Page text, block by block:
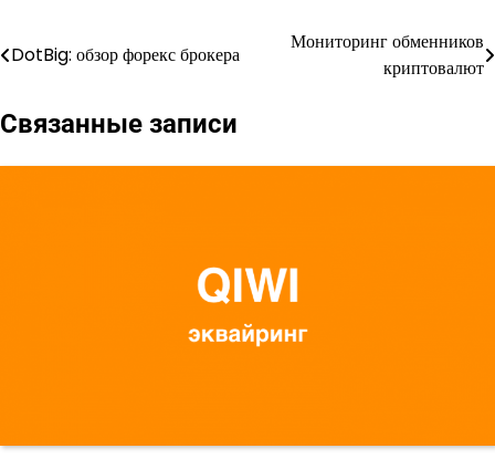
Навигация
записям
DotBig: обзор форекс брокера
Мониторинг обменников
криптовалют
Связанные записи